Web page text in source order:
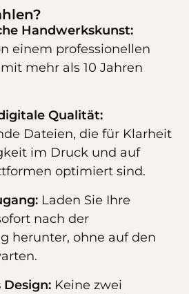
Handwerkskunst:
einem professionellen
mehr als 10 Jahren
Qualität:
Dateien, die für Klarheit
im Druck und auf
optimiert sind.
Laden Sie Ihre
nach der
herunter, ohne auf den
Keine zwei